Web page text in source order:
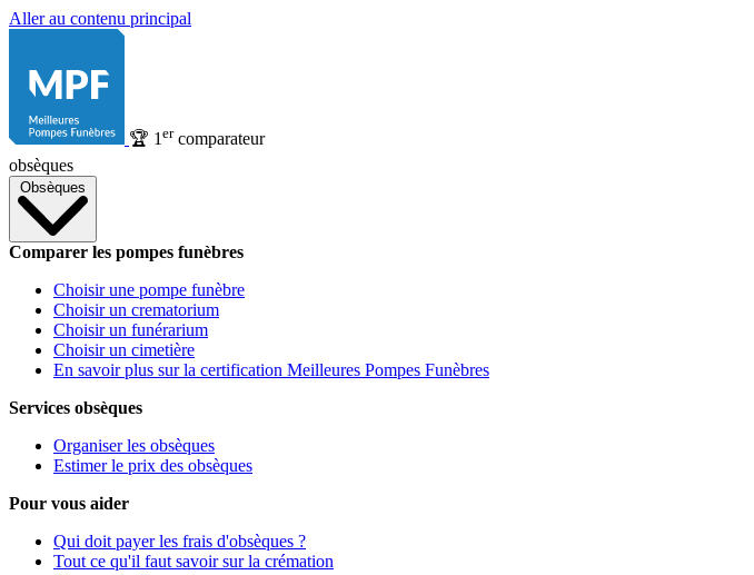
Aller au contenu principal
🏆 1 ercomparateur
obsèques
Obsèques
Comparer les pompes funèbres
Choisir une pompe funèbre
Choisir un crematorium
Choisir un funérarium
Choisir un cimetière
En savoir plus sur la certification Meilleures Pompes Funèbres
Services obsèques
Organiser les obsèques
Estimer le prix des obsèques
Pour vous aider
Qui doit payer les frais d'obsèques ?
Tout ce qu'il faut savoir sur la crémation